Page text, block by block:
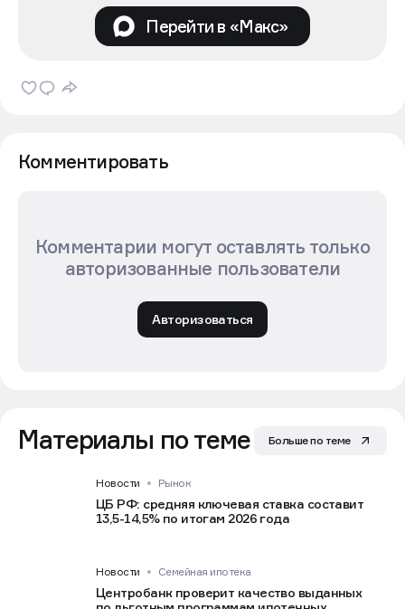
Перейти в «Макс»
Комментировать
Комментарии могут оставлять только
авторизованные пользователи
Авторизоваться
Материалы по теме Больше по теме
Новости Рынок
ЦБ РФ: средняя ключевая ставка составит
13,5-14,5% по итогам 2026 года
Новости Семейная ипотека
Центробанк проверит качество выданных